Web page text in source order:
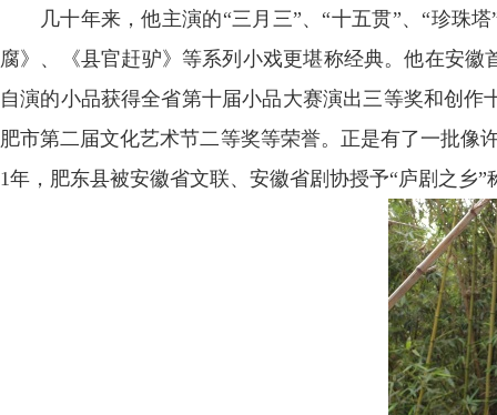
几十年来，他主演的“三月三”、“十五贯”、“珍珠
腐》、《县官赶驴》等系列小戏更堪称经典。他在安
自演的小品获得全省第十届小品大赛演出三等奖和创
肥市第二届文化艺术节二等奖等荣誉。正是有了一批像
1年，肥东县被安徽省文联、安徽省剧协授予“庐剧之乡”